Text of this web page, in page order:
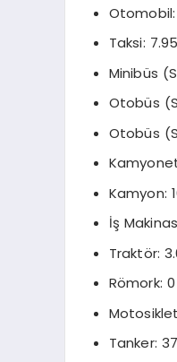
Taksi:
Minibüs
Otobüs
Otobüs
Kamyon:
İş
Traktör:
Römork:
Tanker: